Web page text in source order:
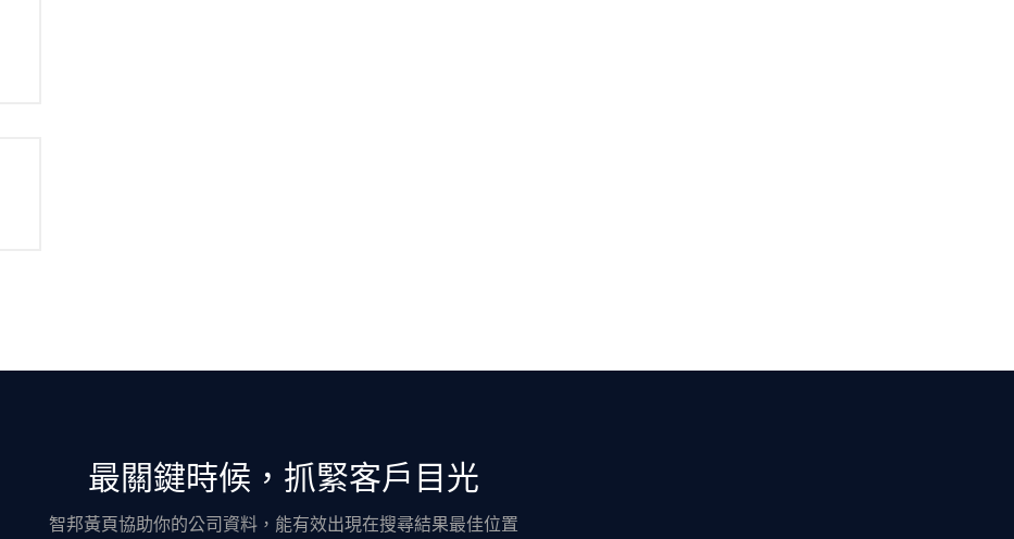
最關鍵時候，抓緊客戶目光
智邦黃頁協助你的公司資料，能有效出現在搜尋結果最佳位置